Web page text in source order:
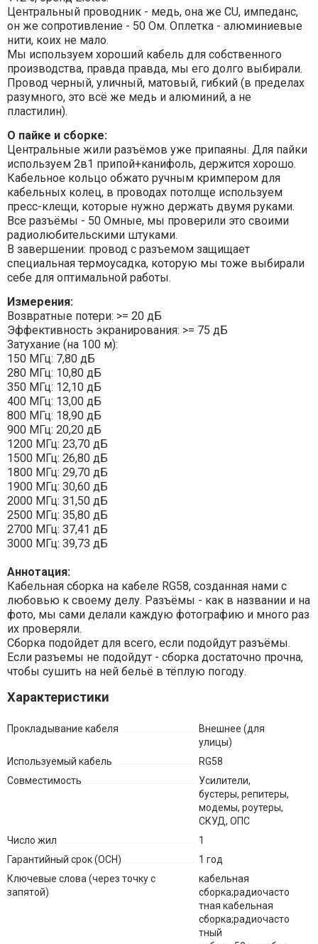
Центральный проводник - медь, она же CU, импеданс,
он же сопротивление - 50 Ом. Оплетка - алюминиевые
нити, коих не мало.
Мы используем хороший кабель для собственного
производства, правда правда, мы его долго выбирали.
Провод черный, уличный, матовый, гибкий (в пределах
разумного, это всё же медь и алюминий, а не
пластилин).
О пайке и сборке:
Центральные жили разъёмов уже припаяны. Для пайки
используем 2в1 припой+канифоль, держится хорошо.
Кабельное кольцо обжато ручным кримпером для
кабельных колец, в проводах потолще используем
пресс-клещи, которые нужно держать двумя руками.
Все разъёмы - 50 Омные, мы проверили это своими
радиолюбительскими штуками.
В завершении: провод с разъемом защищает
специальная термоусадка, которую мы тоже выбирали
себе для оптимальной работы.
Измерения:
Возвратные потери: >= 20 дБ
Эффективность экранирования: >= 75 дБ
Затухание (на 100 м):
150 МГц: 7,80 дБ
280 МГц: 10,80 дБ
350 МГц: 12,10 дБ
400 МГц: 13,00 дБ
800 МГц: 18,90 дБ
900 МГц: 20,20 дБ
1200 МГц: 23,70 дБ
1500 МГц: 26,80 дБ
1800 МГц: 29,70 дБ
1900 МГц: 30,60 дБ
2000 МГц: 31,50 дБ
2500 МГц: 35,80 дБ
2700 МГц: 37,41 дБ
3000 МГц: 39,73 дБ
Аннотация:
Кабельная сборка на кабеле RG58, созданная нами с
любовью к своему делу. Разъёмы - как в названии и на
фото, мы сами делали каждую фотографию и много раз
их проверяли.
Сборка подойдет для всего, если подойдут разъёмы.
Если разъемы не подойдут - сборка достаточно прочна,
чтобы сушить на ней бельё в тёплую погоду.
Характеристики
Прокладывание кабеля
Внешнее (для
улицы)
Используемый кабель
RG58
Совместимость
Усилители,
бустеры, репитеры,
модемы, роутеры,
СКУД, ОПС
Число жил
1
Гарантийный срок (ОСН)
1 год
Ключевые слова (через точку с
запятой)
кабельная
сборка;радиочасто
тная кабельная
сборка;радиочасто
тный